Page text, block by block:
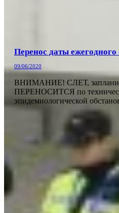
Перенос даты ежегодного
09/06/2020
ВНИМАНИЕ! СЛЕТ,
ПЕРЕНОСИТСЯ по
эпидемиологической